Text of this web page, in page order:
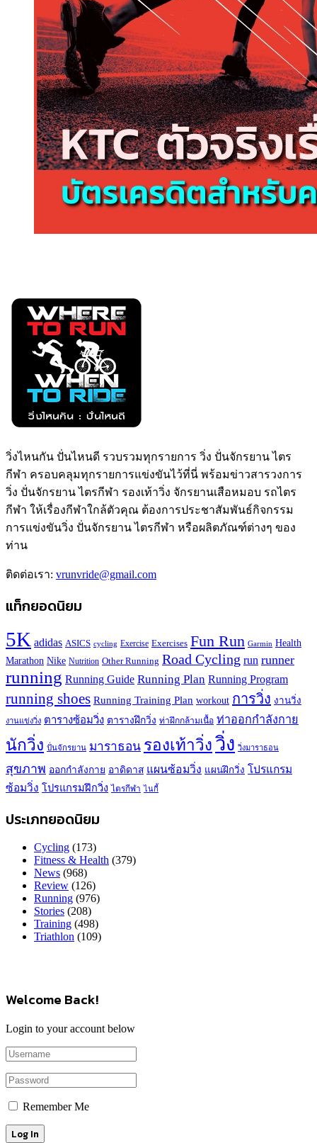
วิ่งไหนกัน ปั่นไหนดี รวบรวมทุกรายการ วิ่ง ปั่นจักรยาน ไตร
กีฬา ครอบคลุมทุกรายการแข่งขันไว้ที่นี่ พร้อมข่าวสารวงการ
วิ่ง ปั่นจักรยาน ไตรกีฬา รองเท้าวิ่ง จักรยานเสือหมอบ รถไตร
กีฬา ให้เรื่องกีฬาใกล้ตัวคุณ ต้องการประชาสัมพันธ์กิจกรรม
การแข่งขันวิ่ง ปั่นจักรยาน ไตรกีฬา หรือผลิตภัณฑ์ต่างๆ ของ
ท่าน
ติดต่อเรา: vrunvride@gmail.com
แท็กยอดนิยม
5K adidas ASICS cycling Exercise Exercises Fun Run Garmin Health
Marathon Nike Nutrition Other Running Road Cycling run runner
running Running Guide Running Plan Running Program
running shoes Running Training Plan workout การวิ่ง งานวิ่ง
งานแข่งวิ่ง ตารางซ้อมวิ่ง ตารางฝึกวิ่ง ท่าฝึกกล้ามเนื้อ ท่าออกกำลังกาย
นักวิ่ง ปั่นจักรยาน มาราธอน รองเท้าวิ่ง วิ่ง วิ่งมาราธอน
สุขภาพ ออกกำลังกาย อาดิดาส แผนซ้อมวิ่ง แผนฝึกวิ่ง โปรแกรม
ซ้อมวิ่ง โปรแกรมฝึกวิ่ง ไตรกีฬา ไนกี้
ประเภทยอดนิยม
Cycling (173)
Fitness & Health (379)
News (968)
Review (126)
Running (976)
Stories (208)
Training (498)
Triathlon (109)
Welcome Back!
Login to your account below
Remember Me